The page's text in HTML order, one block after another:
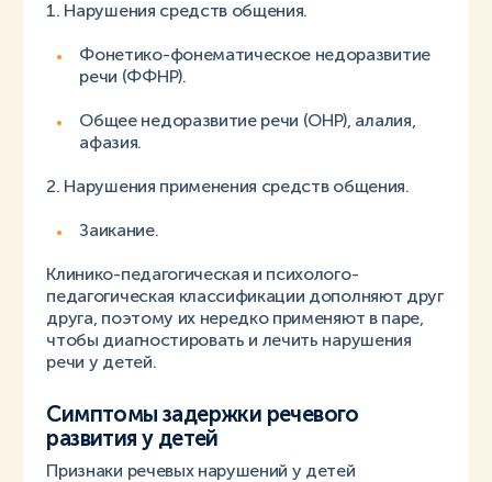
1. Нарушения средств общения.
Фонетико-фонематическое недоразвитие
речи (ФФНР).
Общее недоразвитие речи (ОНР), алалия,
афазия.
2. Нарушения применения средств общения.
Заикание.
Клинико-педагогическая и психолого-
педагогическая классификации дополняют друг
друга, поэтому их нередко применяют в паре,
чтобы диагностировать и лечить нарушения
речи у детей.
Симптомы задержки речевого
развития у детей
Признаки речевых нарушений у детей